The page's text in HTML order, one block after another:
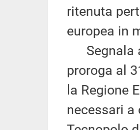
ritenuta
europea in
Segnala
proroga al
la Regione
necessari a